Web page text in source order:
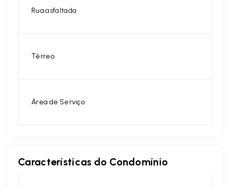
Rua asfaltada
Térreo
Área de Serviço
Características do Condomínio